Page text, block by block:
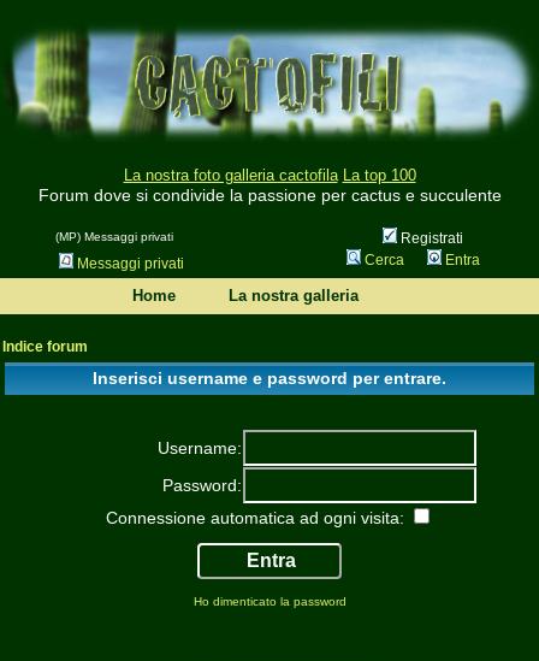
La nostra foto galleria cactofila La top 100
Forum dove si condivide la passione per cactus e succulente
(MP) Messaggi privati
Registrati
Messaggi privati
Cerca Entra
Home La nostra galleria
Indice forum
Inserisci username e password per entrare.
Username:
Password:
Connessione automatica ad ogni visita:
Ho dimenticato la password